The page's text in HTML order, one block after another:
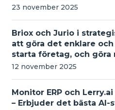
23 november 2025
Briox och Jurio i
att göra det enklare
starta företag, och
12 november 2025
Monitor ERP och
– Erbjuder det bästa AI-